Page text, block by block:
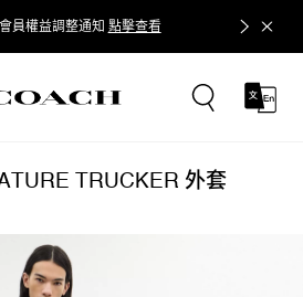
員權益調整通知 點擊查看 立即追蹤
TRUCKER 外套